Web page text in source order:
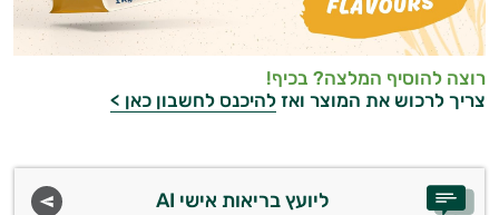
רוצה להוסיף המלצה? בכיף!
צריך לרכוש את המוצר ואז להיכנס לחשבון כאן >
ליועץ בריאות אישי AI